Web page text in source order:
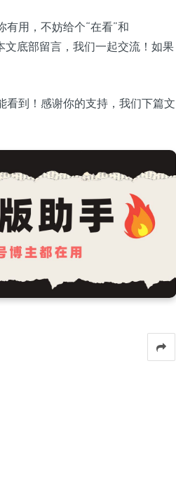
用，不妨给个“在看”和
文底部留言，我们一起交流！如果
看到！感谢你的支持，我们下篇文